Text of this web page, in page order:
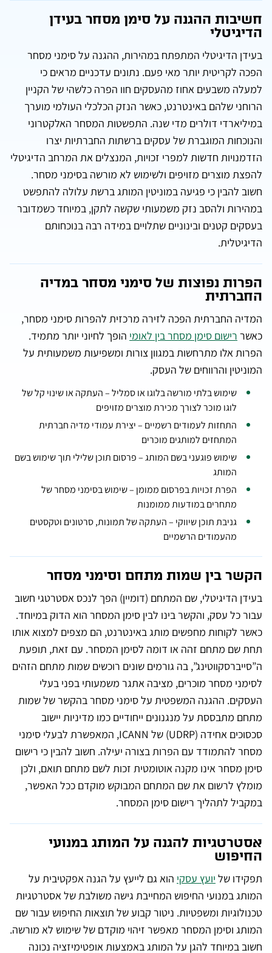
חשיבות ההגנה על סימן מסחר בעידן
הדיגיטלי
בעידן הדיגיטלי המתפתח במהירות, ההגנה על סימני מסחר
הפכה לקריטית יותר מאי פעם. נתונים עדכניים מראים כי
למעלה משבעים אחוז מהעסקים חוו הפרה כלשהי של הקניין
הרוחני שלהם באינטרנט, כאשר הנזק הכלכלי העולמי מוערך
במיליארדי דולרים מדי שנה. התפשטות המסחר האלקטרוני
והנוכחות המוגברת של עסקים ברשתות החברתיות יצרו
הזדמנויות חדשות למפרי זכויות, המנצלים את המרחב הדיגיטלי
להפצת מוצרים מזויפים ולשימוש לא מורשה בסימני מסחר.
חשוב להבין כי פגיעה במוניטין המותג ברשת עלולה להתפשט
במהירות ולהסב נזק משמעותי שקשה לתקן, במיוחד כשמדובר
בעסקים קטנים ובינוניים שתלויים במידה רבה בנוכחותם
הדיגיטלית.
הפרות נפוצות של סימני מסחר במדיה
החברתית
המדיה החברתית הפכה לזירה מרכזית להפרות סימני מסחר,
כאשר רישום סימן מסחר בין לאומי הופך לחיוני יותר מתמיד.
הפרות אלו מתרחשות במגוון צורות ומשפיעות משמעותית על
המוניטין והרווחים של העסק.
שימוש בלתי מורשה בלוגו או סמליל – העתקה או שינוי קל של
לוגו מוכר לצורך מכירת מוצרים מזויפים
התחזות לעמודים רשמיים – יצירת עמודי מדיה חברתית
המתחזים למותגים מוכרים
שימוש פוגעני בשם המותג – פרסום תוכן שלילי תוך שימוש בשם
המותג
הפרת זכויות בפרסום ממומן – שימוש בסימני מסחר של
מתחרים במודעות ממומנות
גניבת תוכן שיווקי – העתקה של תמונות, סרטונים וטקסטים
מהעמודים הרשמיים
הקשר בין שמות מתחם וסימני מסחר
בעידן הדיגיטלי, שם המתחם (דומיין) הפך לנכס אסטרטגי חשוב
עבור כל עסק, והקשר בינו לבין סימן המסחר הוא הדוק במיוחד.
כאשר לקוחות מחפשים מותג באינטרנט, הם מצפים למצוא אותו
תחת שם מתחם זהה או דומה לסימן המסחר. עם זאת, תופעת
ה”סייברסקווטינג”, בה גורמים שונים רוכשים שמות מתחם הזהים
לסימני מסחר מוכרים, מציבה אתגר משמעותי בפני בעלי
העסקים. ההגנה המשפטית על סימני מסחר בהקשר של שמות
מתחם מתבססת על מנגנונים ייחודיים כמו מדיניות יישוב
סכסוכים אחידה (UDRP) של ICANN, המאפשרת לבעלי סימני
מסחר להתמודד עם הפרות בצורה יעילה. חשוב להבין כי רישום
סימן מסחר אינו מקנה אוטומטית זכות לשם מתחם תואם, ולכן
מומלץ לרשום את שם המתחם המבוקש מוקדם ככל האפשר,
במקביל לתהליך רישום סימן המסחר.
אסטרטגיות להגנה על המותג במנועי
החיפוש
תפקידו של יועץ עסקי הוא גם לייעץ על הגנה אפקטיבית על
המותג במנועי החיפוש המחייבת גישה משולבת של אסטרטגיות
טכנולוגיות ומשפטיות. ניטור קבוע של תוצאות החיפוש עבור שם
המותג וסימן המסחר מאפשר זיהוי מוקדם של שימוש לא מורשה.
חשוב במיוחד להגן על המותג באמצעות אופטימיזציה נכונה